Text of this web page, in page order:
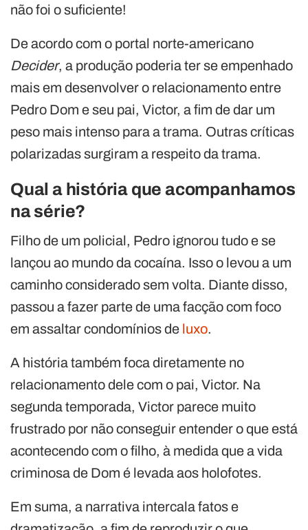
não foi o suficiente!
De acordo com o portal norte-americano
Decider, a produção poderia ter se empenhado
mais em desenvolver o relacionamento entre
Pedro Dom e seu pai, Victor, a fim de dar um
peso mais intenso para a trama. Outras críticas
polarizadas surgiram a respeito da trama.
Qual a história que acompanhamos
na série?
Filho de um policial, Pedro ignorou tudo e se
lançou ao mundo da cocaína. Isso o levou a um
caminho considerado sem volta. Diante disso,
passou a fazer parte de uma facção com foco
em assaltar condomínios de luxo.
A história também foca diretamente no
relacionamento dele com o pai, Victor. Na
segunda temporada, Victor parece muito
frustrado por não conseguir entender o que está
acontecendo com o filho, à medida que a vida
criminosa de Dom é levada aos holofotes.
Em suma, a narrativa intercala fatos e